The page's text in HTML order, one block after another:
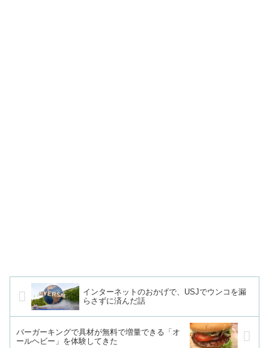
インターネットのおかげで、USJでウンコを漏
らさずに済んだ話
バーガーキングで具材が無料で増量できる「オ
ールヘビー」を体験してきた